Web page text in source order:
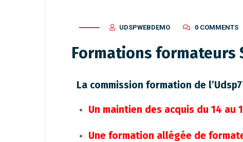
UDSPWEBDEMO 0 COMMENTS
Formations formateurs
La commission formation de
Un maintien des acquis du 14 au
Une formation allégée de